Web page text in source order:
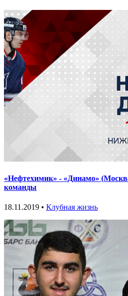
«Нефтехимик» - «Динамо»
команды
18.11.2019 • Клубная жизнь